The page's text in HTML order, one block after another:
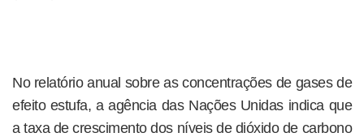
No relatório anual sobre as concentrações de gases de
efeito estufa, a agência das Nações Unidas indica que
a taxa de crescimento dos níveis de dióxido de carbono